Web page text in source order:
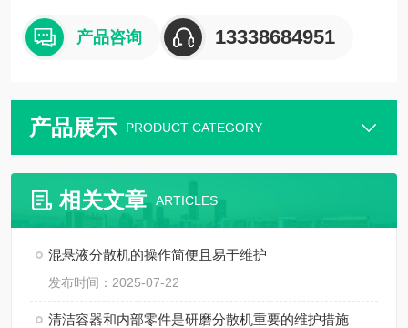
产品咨询 13338684951
产品展示 PRODUCT CATEGORY
相关文章 ARTICLES
混悬液分散机的操作简便且易于维护
发布时间：2025-07-22
清洁容器和内部零件是研磨分散机重要的维护措施